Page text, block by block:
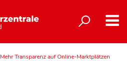
Mehr Transparenz auf Online-Marktplätzen